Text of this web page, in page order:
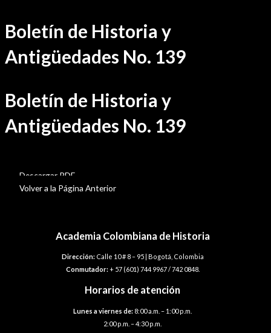
Ir
al
contenido
Boletín de Historia y
Antigüedades No. 139
Boletín de Historia y
Antigüedades No. 139
Descargar PDF
Volver a la Página Anterior
Academia Colombiana de Historia
Dirección:Calle 10 # 8 – 95 | Bogotá, Colombia
Conmutador:+ 57 (601) 744 9967 / 742 0848.
Horarios de atención
Lunes a viernes de: 8:00 a.m. – 1:00 p.m.
2:00 p.m. – 4:30 p.m.